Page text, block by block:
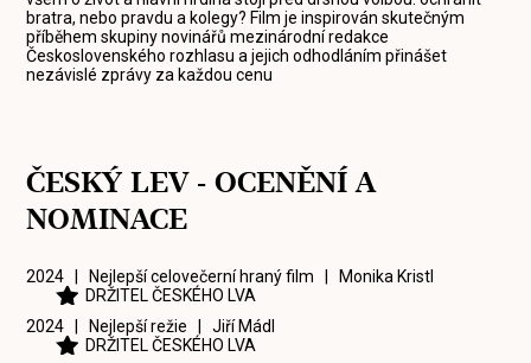
bratra, nebo pravdu a kolegy? Film je inspirován skutečným
příběhem skupiny novinářů mezinárodní redakce
Československého rozhlasu a jejich odhodláním přinášet
nezávislé zprávy za každou cenu
ČESKÝ LEV - OCENĚNÍ A
NOMINACE
2024 | Nejlepší celovečerní hraný film | Monika Kristl
DRŽITEL ČESKÉHO LVA
2024 | Nejlepší režie |Jiří Mádl
DRŽITEL ČESKÉHO LVA